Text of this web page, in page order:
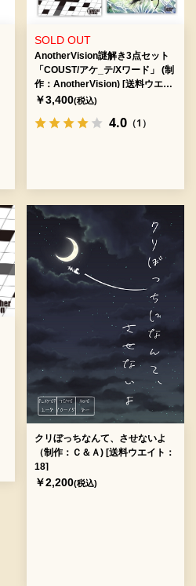
SOLD OUT
AnotherVision謎解き3点セット
「COUST/アケ_テ/Xワード」 (制
作：AnotherVision) [送料ウエイ
ト：20]
￥3,400(税込)
4.0（1）
クリぼっちなんて、させないよ
（制作：Ｃ＆Ａ) [送料ウエイト：
18]
￥2,200(税込)